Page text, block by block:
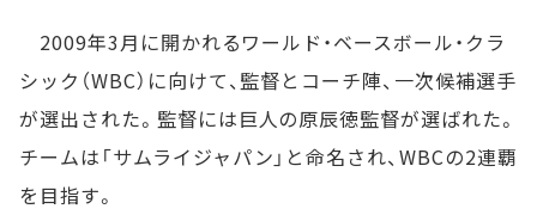
2009年3月に開かれるワールド・ベースボール・クラ
シック（WBC）に向けて、監督とコーチ陣、一次候補選手
が選出された。監督には巨人の原辰徳監督が選ばれた。
チームは「サムライジャパン」と命名され、WBCの2連覇
を目指す。